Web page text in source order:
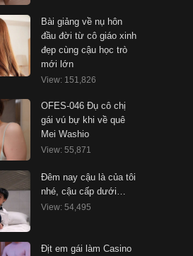
Bài giảng về nụ hôn
đầu đời từ cô giáo xinh
đẹp cùng cậu học trò
mới lớn
View: 151,826
OFES-046 Đụ cô chị
gái vú bự khi về quê
Mei Washio
View: 55,871
Đêm nay cậu là của tôi
nhé, cậu cấp dưới…
View: 54,495
Địt em gái làm Casino